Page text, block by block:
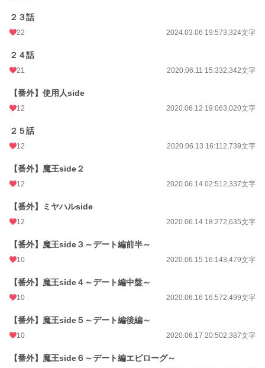
２３話
22 2024.03.06 19:573,324文字
２４話
21 2020.06.11 15:332,342文字
【番外】使用人side
12 2020.06.12 19:063,020文字
２５話
12 2020.06.13 16:112,739文字
【番外】魔王side２
12 2020.06.14 02:512,337文字
【番外】ミヤハルside
12 2020.06.14 18:272,635文字
【番外】魔王side３～デート編前半～
10 2020.06.15 16:143,479文字
【番外】魔王side４～デート編中盤～
10 2020.06.16 16:572,499文字
【番外】魔王side５～デート編後編～
10 2020.06.17 20:502,387文字
【番外】魔王side６～デート編エピローグ～